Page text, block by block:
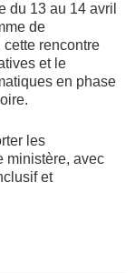
du 13 au 14 avril
de
rencontre
et le
en phase
les
ministère, avec
et